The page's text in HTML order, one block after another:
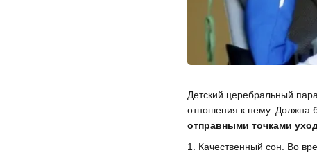
Детский церебральный
отношения к нему. Должна
отправными точками
1. Качественный сон. Во